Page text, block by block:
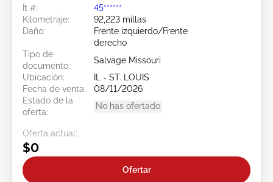
Ít #:
45******
Kilometraje:
92,223 millas
Daño:
Frente izquierdo/Frente
derecho
Tipo de
documento:
Salvage Missouri
Ubicación:
IL - ST. LOUIS
Fecha de venta:
08/11/2026
Estado de la
oferta:
No has ofertado
Oferta actual:
$0
Ofertar